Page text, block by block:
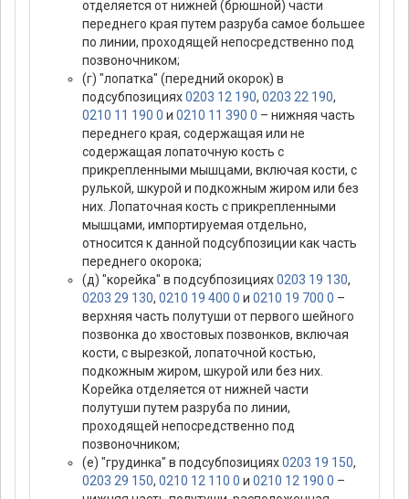
отделяется от нижней (брюшной) части
переднего края путем разруба самое большее
по линии, проходящей непосредственно под
позвоночником;
(г) "лопатка" (передний окорок) в
подсубпозициях0203 12 190, 0203 22 190,
0210 11 190 0 и 0210 11 390 0 – нижняя часть
переднего края, содержащая или не
содержащая лопаточную кость с
прикрепленными мышцами, включая кости, с
рулькой, шкурой и подкожным жиром или без
них. Лопаточная кость с прикрепленными
мышцами, импортируемая отдельно,
относится к данной подсубпозиции как часть
переднего окорока;
(д) "корейка" в подсубпозициях0203 19 130,
0203 29 130, 0210 19 400 0 и 0210 19 700 0 –
верхняя часть полутуши от первого шейного
позвонка до хвостовых позвонков, включая
кости, с вырезкой, лопаточной костью,
подкожным жиром, шкурой или без них.
Корейка отделяется от нижней части
полутуши путем разруба по линии,
проходящей непосредственно под
позвоночником;
(е) "грудинка" в подсубпозициях0203 19 150,
0203 29 150, 0210 12 110 0 и 0210 12 190 0 –